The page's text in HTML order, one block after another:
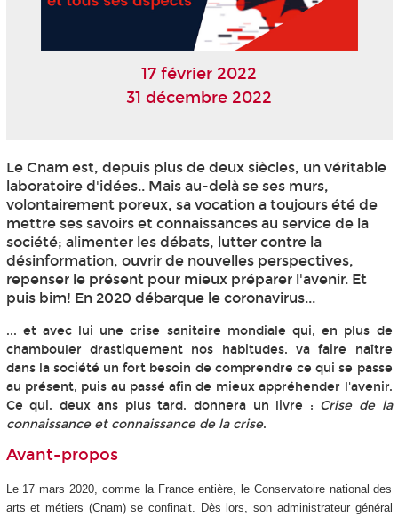
17 février 2022
31 décembre 2022
Le Cnam est, depuis plus de deux siècles, un véritable
laboratoire d'idées.. Mais au-delà se ses murs,
volontairement poreux, sa vocation a toujours été de
mettre ses savoirs et connaissances au service de la
société; alimenter les débats, lutter contre la
désinformation, ouvrir de nouvelles perspectives,
repenser le présent pour mieux préparer l'avenir. Et
puis bim! En 2020 débarque le coronavirus...
... et avec lui une crise sanitaire mondiale qui, en plus de
chambouler drastiquement nos habitudes, va faire naître
dans la société un fort besoin de comprendre ce qui se passe
au présent, puis au passé afin de mieux appréhender l'avenir.
Ce qui, deux ans plus tard, donnera un livre : Crise de la
connaissance et connaissance de la crise.
Avant-propos
Le 17 mars 2020, comme la France entière, le Conservatoire national des
arts et métiers (Cnam) se confinait. Dès lors, son administrateur général